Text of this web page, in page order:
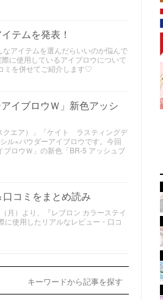
テムを発表！
アイテムを選んだらいいのか悩んで
に使用しているアイブロウについて
ミを併せてご紹介します♡
イブロウＷ」新色アッシ
クエア）」「ケイト ラスティングデ
ル×パウダーアイブロウです。今回
ロウＷ」の新色「BR-5 アッシュブ
コミをまとめ読み
月）より、『レブロン カラーステイ
使用したリアルなレビュー・口コ
キーワードから記事を探す